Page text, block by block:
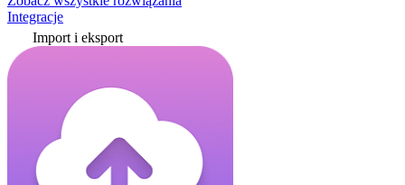
Integracje
Import i eksport